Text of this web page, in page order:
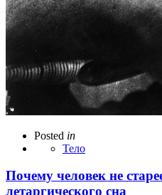
Posted in
Тело
Почему человек не
летаргического сна